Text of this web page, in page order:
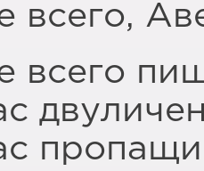
всего,
всего